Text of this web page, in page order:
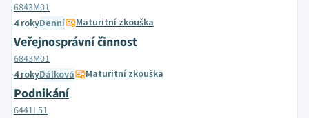
6843M01
4 rokyDenní Maturitní zkouška
Veřejnosprávní činnost
6843M01
4 rokyDálková Maturitní zkouška
Podnikání
6441L51